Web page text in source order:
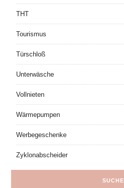
THT
Tourismus
Türschloß
Unterwäsche
Vollnieten
Wärmepumpen
Werbegeschenke
Zyklonabscheider
SUCHE